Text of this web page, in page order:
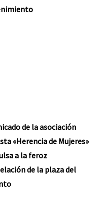
de la asociación
«Herencia de Mujeres»
a la feroz
de la plaza del